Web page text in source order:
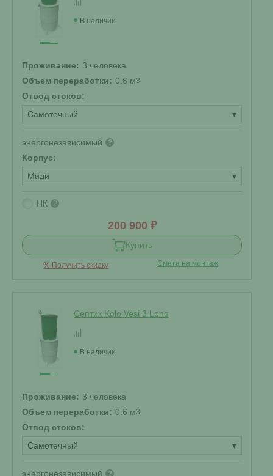
В наличии
Проживание: 3 человека
Объем переработки: 0.6 м3
Отвод стоков:
Самотечный
▾
энергонезависимый ?
Корпус:
Миди
▾
НК ?
200 900 ₽
Купить
% Получить скидку Смета на монтаж
Септик Kolo Vesi 3 Long
В наличии
Проживание: 3 человека
Объем переработки: 0.6 м3
Отвод стоков:
Самотечный
▾
энергонезависимый ?